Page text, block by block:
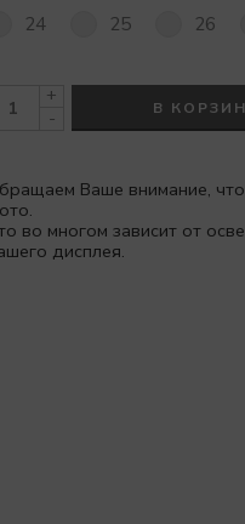
24 25 26
+
-
В
Ваше внимание,
во многом зависит от
дисплея.